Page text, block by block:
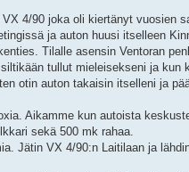
4/90 joka oli kiertänyt vuosien
ja auton huusi itselleen
Tilalle asensin Ventoran
tullut mieleisekseni ja kun
otin auton takaisin itselleni ja
Aikamme kun autoista
sekä 500 mk rahaa.
Jätin VX 4/90:n Laitilaan ja